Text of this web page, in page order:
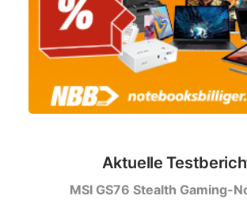
Aktuelle
MSI GS76 Stealth Gaming-